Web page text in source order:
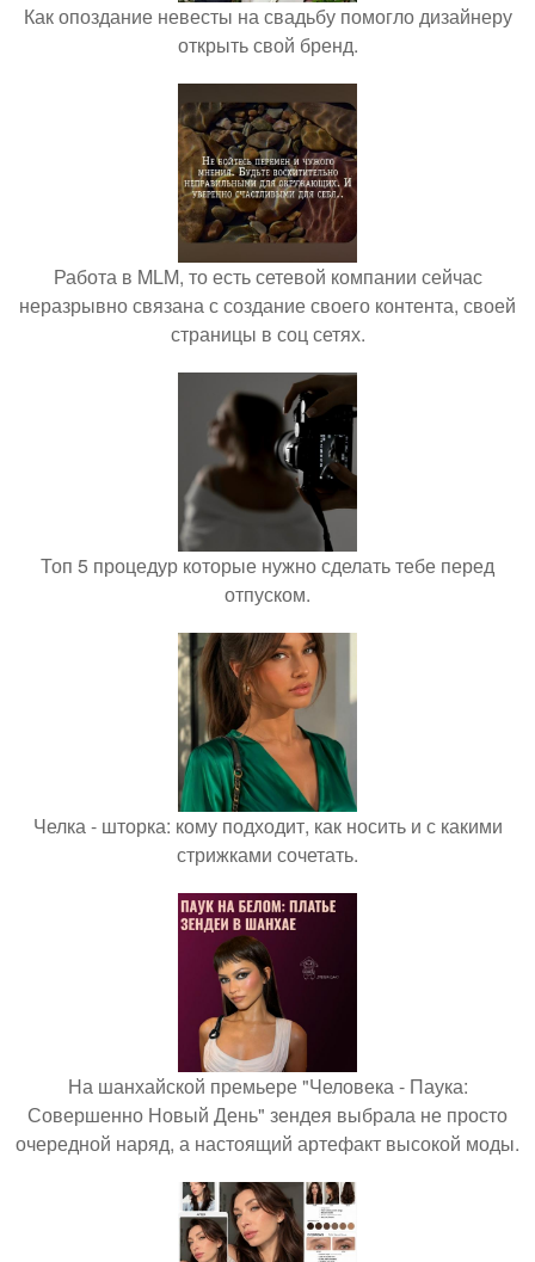
Как опоздание невесты на свадьбу помогло дизайнеру
открыть свой бренд.
Работа в MLM, то есть сетевой компании сейчас
неразрывно связана с создание своего контента, своей
страницы в соц сетях.
Топ 5 процедур которые нужно сделать тебе перед
отпуском.
Челка - шторка: кому подходит, как носить и с какими
стрижками сочетать.
На шанхайской премьере "Человека - Паука:
Совершенно Новый День" зендея выбрала не просто
очередной наряд, а настоящий артефакт высокой моды.